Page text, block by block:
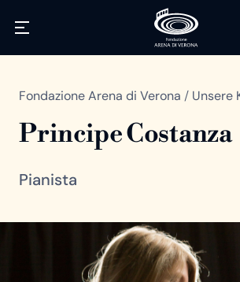
Fondazione Arena di Verona / Unsere
Principe Costanza
Pianista